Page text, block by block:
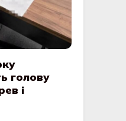
голову
і